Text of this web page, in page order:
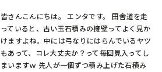
皆さんこんにちは。 エンタです。 田舎道を走
っていると、古い玉石積みの擁壁ってよく見か
けますよね。中には弓なりにはらんでいるヤツ
もあって、コレ大丈夫か？って毎回見入ってし
まいますｗ 先人が一個ずつ積み上げた石積み